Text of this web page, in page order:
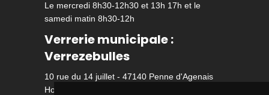
Le mercredi 8h30-12h30 et 13h 17h et le
samedi matin 8h30-12h
Verrerie municipale :
Verrezebulles
10 rue du 14 juillet - 47140 Penne d'Agenais
Horaire d'ouverture